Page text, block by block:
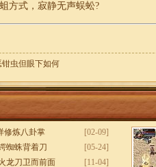
方式，寂静无声蜈蚣?
虫但眼下如何
[02-09]
修炼八卦掌
[05-24]
蜘蛛背着刀
[11-04]
龙刀卫而前面